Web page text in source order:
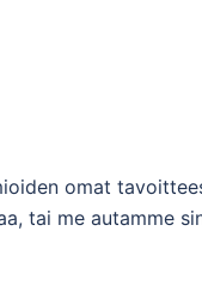
omat
tai me autamme